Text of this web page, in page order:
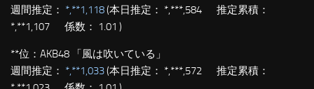
週間推定： *,**1,118(本日推定： *,***,584 推定累積：
*,**1,107 係数： 1.01 )
**位： AKB48 「風は吹いている」
週間推定： *,**1,033(本日推定： *,***,572 推定累積：